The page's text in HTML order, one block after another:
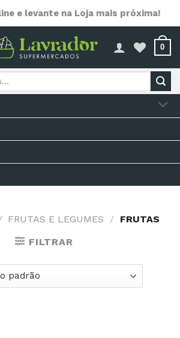
e levante na Loja mais próxima!
0
FRUTAS E LEGUMES / FRUTAS
FILTRAR